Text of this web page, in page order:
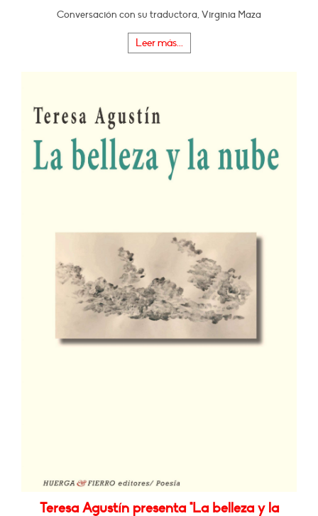
Conversación con su traductora, Virginia Maza
Leer más...
Teresa Agustín presenta "La belleza y la